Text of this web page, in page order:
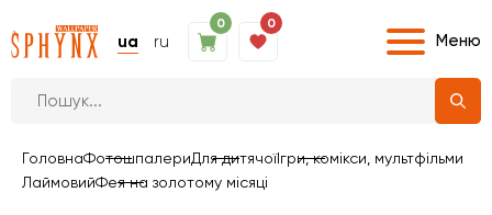
ua ru
0 0
Меню
ГоловнаФотошпалериДля дитячоїІгри, комікси, мультфільми
ЛаймовийФея на золотому місяці